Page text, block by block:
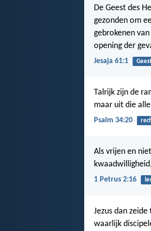
De Geest des
gezonden om
gebrokenen
opening der
Jesaja 61:1
Talrijk zijn de
maar uit die
Psalm 34:20
Als vrijen en
1 Petrus 2:16
Jezus dan
waarlijk